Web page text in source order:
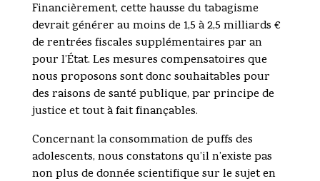
Financièrement, cette hausse du tabagisme
devrait générer au moins de 1,5 à 2,5 milliards €
de rentrées fiscales supplémentaires par an
pour l’État. Les mesures compensatoires que
nous proposons sont donc souhaitables pour
des raisons de santé publique, par principe de
justice et tout à fait finançables.
Concernant la consommation de puffs des
adolescents, nous constatons qu’il n’existe pas
non plus de donnée scientifique sur le sujet en